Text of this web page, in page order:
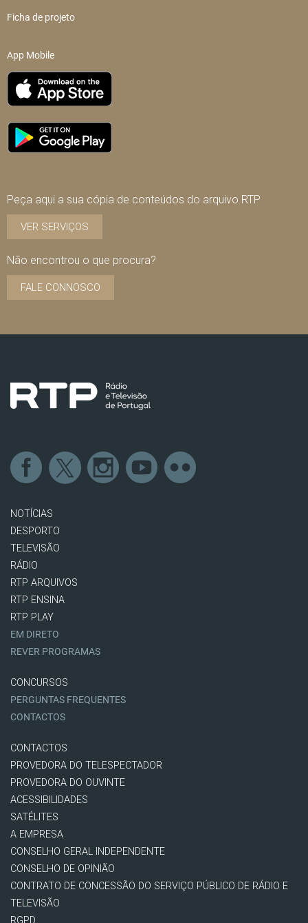
Ficha de projeto
App Mobile
Peça aqui a sua cópia de conteúdos do arquivo RTP
VER SERVIÇOS
Não encontrou o que procura?
FALE CONNOSCO
NOTÍCIAS
DESPORTO
TELEVISÃO
RÁDIO
RTP ARQUIVOS
RTP ENSINA
RTP PLAY
EM DIRETO
REVER PROGRAMAS
CONCURSOS
PERGUNTAS FREQUENTES
CONTACTOS
CONTACTOS
PROVEDORA DO TELESPECTADOR
PROVEDORA DO OUVINTE
ACESSIBILIDADES
SATÉLITES
A EMPRESA
CONSELHO GERAL INDEPENDENTE
CONSELHO DE OPINIÃO
CONTRATO DE CONCESSÃO DO SERVIÇO PÚBLICO DE RÁDIO E
TELEVISÃO